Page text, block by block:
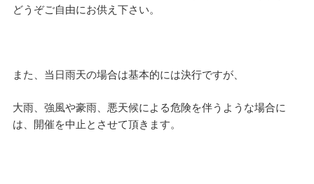
どうぞご自由にお供え下さい。
また、当日雨天の場合は基本的には決行ですが、
大雨、強風や豪雨、悪天候による危険を伴うような場合に
は、開催を中止とさせて頂きます。